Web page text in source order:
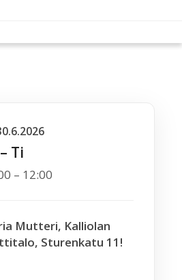
Ti
– 12:00
Mutteri, Kalliolan
Sturenkatu 11!